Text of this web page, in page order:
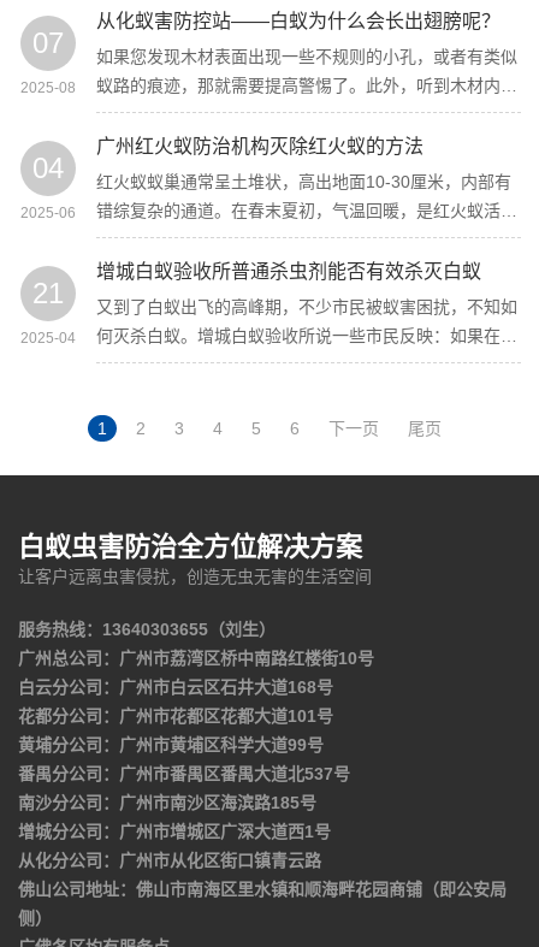
裂，维修成本堪比重新装修！
07
2025-08
从化蚁害防控站——白蚁为什么会长出翅膀呢？
如果您发现木材表面出现一些不规则的小孔，或者有类似
蚁路的痕迹，那就需要提高警惕了。此外，听到木材内部
有异常的“沙沙”声，也可能是白蚁在活动的信号。
04
2025-06
广州红火蚁防治机构灭除红火蚁的方法
红火蚁蚁巢通常呈土堆状，高出地面10-30厘米，内部有
错综复杂的通道。在春末夏初，气温回暖，是红火蚁活动
频繁的时期，此时蚁巢更容易被发现。
21
2025-04
增城白蚁验收所普通杀虫剂能否有效杀灭白蚁
又到了白蚁出飞的高峰期，不少市民被蚁害困扰，不知如
何灭杀白蚁。增城白蚁验收所说一些市民反映：如果在居
家生活中发现白蚁，条件反射会使用杀虫剂来扑杀。
1 2 3 4 5 6 下一页 尾页
白蚁虫害防治全方位解决方案
让客户远离虫害侵扰，创造无虫无害的生活空间
服务热线：13640303655（刘生）
广州总公司：广州市荔湾区桥中南路红楼街10号
白云分公司：广州市白云区石井大道168号
花都分公司：广州市花都区花都大道101号
黄埔分公司：广州市黄埔区科学大道99号
番禺分公司：广州市番禺区番禺大道北537号
南沙分公司：广州市南沙区海滨路185号
增城分公司：广州市增城区广深大道西1号
从化分公司：广州市从化区街口镇青云路
佛山公司地址：佛山市南海区里水镇和顺海畔花园商铺（即公安局
侧）